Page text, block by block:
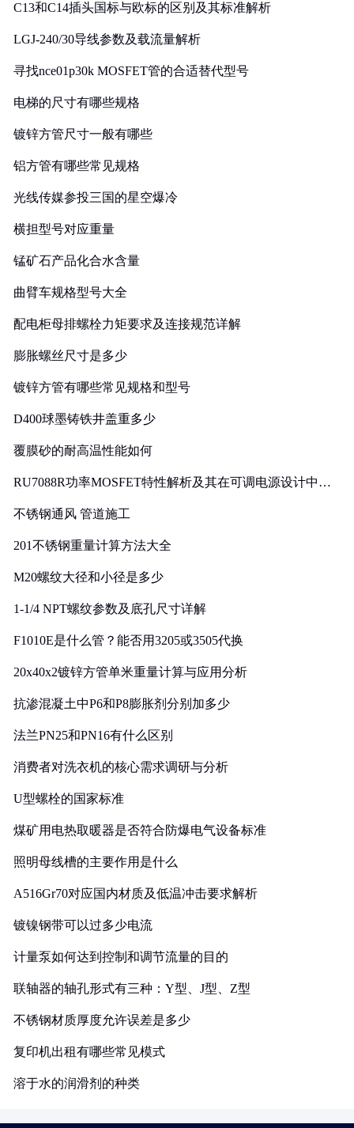
C13和C14插头国标与欧标的区别及其标准解析
LGJ-240/30导线参数及载流量解析
寻找nce01p30k MOSFET管的合适替代型号
电梯的尺寸有哪些规格
镀锌方管尺寸一般有哪些
铝方管有哪些常见规格
光线传媒参投三国的星空爆冷
横担型号对应重量
锰矿石产品化合水含量
曲臂车规格型号大全
配电柜母排螺栓力矩要求及连接规范详解
膨胀螺丝尺寸是多少
镀锌方管有哪些常见规格和型号
D400球墨铸铁井盖重多少
覆膜砂的耐高温性能如何
RU7088R功率MOSFET特性解析及其在可调电源设计中的
不锈钢通风 管道施工
201不锈钢重量计算方法大全
M20螺纹大径和小径是多少
1-1/4 NPT螺纹参数及底孔尺寸详解
F1010E是什么管？能否用3205或3505代换
20x40x2镀锌方管单米重量计算与应用分析
抗渗混凝土中P6和P8膨胀剂分别加多少
法兰PN25和PN16有什么区别
消费者对洗衣机的核心需求调研与分析
U型螺栓的国家标准
煤矿用电热取暖器是否符合防爆电气设备标准
照明母线槽的主要作用是什么
A516Gr70对应国内材质及低温冲击要求解析
镀镍钢带可以过多少电流
计量泵如何达到控制和调节流量的目的
联轴器的轴孔形式有三种：Y型、J型、Z型
不锈钢材质厚度允许误差是多少
复印机出租有哪些常见模式
溶于水的润滑剂的种类